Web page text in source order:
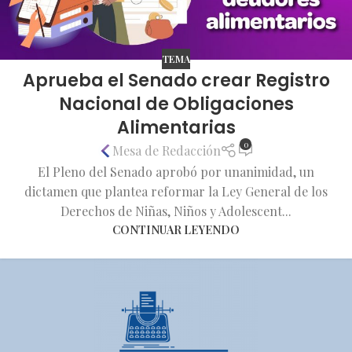
TEMA
Aprueba el Senado crear Registro
Nacional de Obligaciones
Alimentarias
Mesa de Redacción 0
El Pleno del Senado aprobó por unanimidad, un
dictamen que plantea reformar la Ley General de los
Derechos de Niñas, Niños y Adolescent...
CONTINUAR LEYENDO